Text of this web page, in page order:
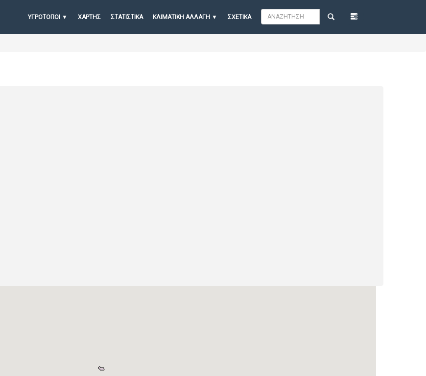
ΥΓΡΟΤΟΠΟΙ ΧΆΡΤΗΣ ΣΤΑΤΙΣΤΙΚΆ ΚΛΙΜΑΤΙΚΗ ΑΛΛΑΓΗ ΣΧΕΤΙΚΆ